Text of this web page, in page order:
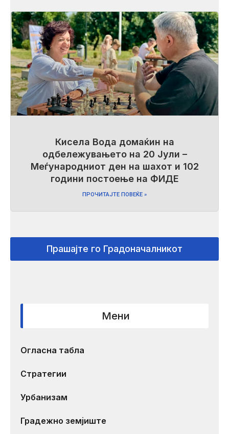
Кисела Вода домаќин на
одбележувањето на 20 Јули –
Меѓународниот ден на шахот и 102
години постоење на ФИДЕ
ПРОЧИТАЈТЕ ПОВЕЌЕ »
Прашајте го Градоначалникот
Мени
Огласна табла
Стратегии
Урбанизам
Градежно земјиште